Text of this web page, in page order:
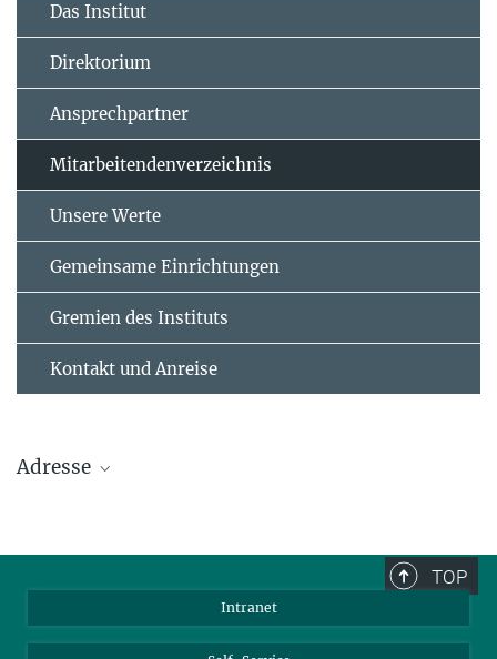
Das Institut
Direktorium
Ansprechpartner
Mitarbeitendenverzeichnis
Unsere Werte
Gemeinsame Einrichtungen
Gremien des Instituts
Kontakt und Anreise
Adresse
55128 Mainz
Tel.: +49 6131 379-0
Fax: +49 6131 379-100
TOP
Intranet